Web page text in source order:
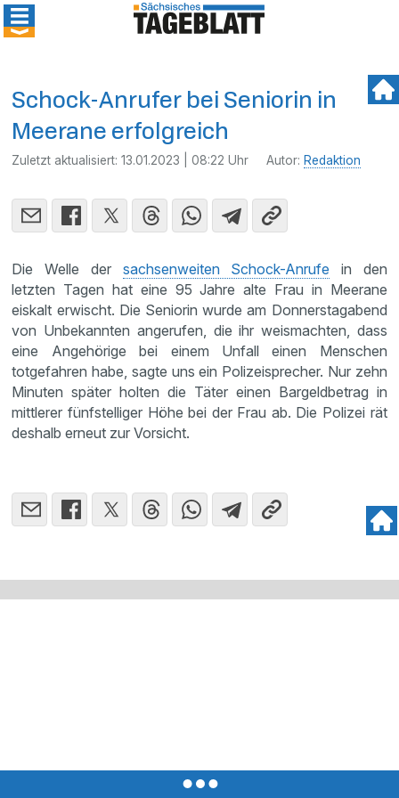
Schock-Anrufer bei Seniorin in
Meerane erfolgreich
Zuletzt aktualisiert:13.01.2023 | 08:22 Uhr Autor: Redaktion
Die Welle der sachsenweiten Schock-Anrufe in den
letzten Tagen hat eine 95 Jahre alte Frau in Meerane
eiskalt erwischt. Die Seniorin wurde am Donnerstagabend
von Unbekannten angerufen, die ihr weismachten, dass
eine Angehörige bei einem Unfall einen Menschen
totgefahren habe, sagte uns ein Polizeisprecher. Nur zehn
Minuten später holten die Täter einen Bargeldbetrag in
mittlerer fünfstelliger Höhe bei der Frau ab. Die Polizei rät
deshalb erneut zur Vorsicht.